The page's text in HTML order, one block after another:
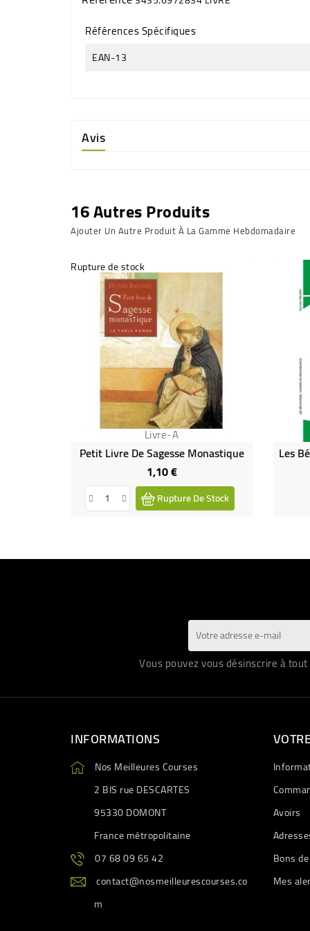
Références Spécifiques
EAN-13
Avis
16 Autres Produits
Ajouter Un Autre Produit À La Gamme Hebdomadaire
Rupture de stock
Livre-A
Petit Livre De Sagesse Monastique
1,10 €Prix
Rupture De Stock
Vous pouvez vous désinscrire à
INFORMATIONS
Nos Meilleures Courses
2 BIS rue DESCARTES
95330 DOMONT
France métropolitaine
07 68 09 65 42
contact@nosmeilleurescourses.co
m
Avoirs
Bons
Mes